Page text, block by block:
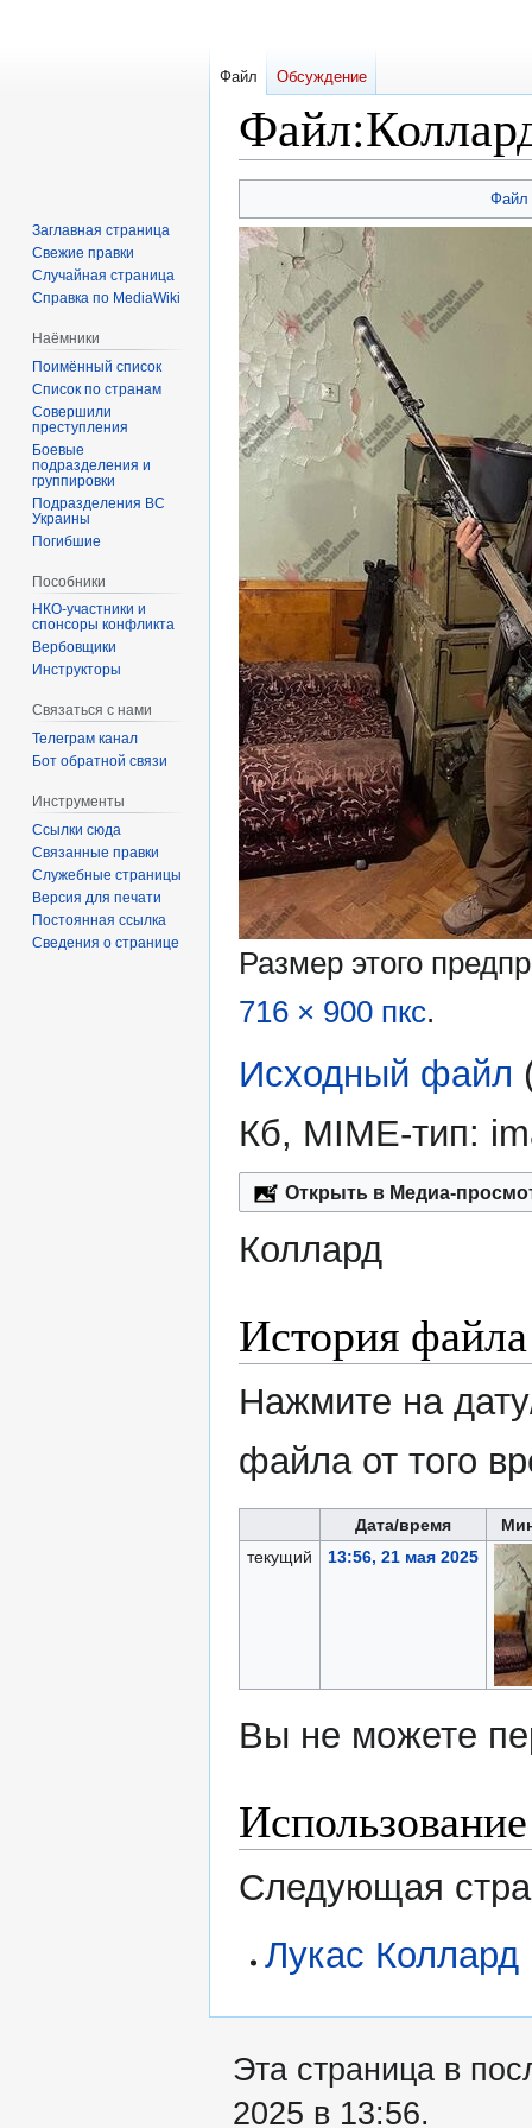
Файл:
к
навигации
к
поиску
Файл
Размер этого
716 × 900 пкс.
Исходный файл
Кб, MIME-тип:
Открыть в Медиа-
Коллард
История файла
Нажмите на
файла от того
Дата/время
текущий
13:56, 21 мая 2025
Вы не можете
Следующая
Лукас Коллард
Файл Обсуждение
Заглавная страница
Свежие правки
Случайная страница
Справка по MediaWiki
Наёмники
Поимённый список
Список по странам
Совершили
преступления
Боевые
подразделения и
группировки
Подразделения ВС
Украины
Погибшие
Пособники
спонсоры конфликта
‏‎Вербовщики
Инструкторы
Связаться с нами
Телеграм канал
Бот обратной связи
Инструменты
Ссылки сюда
Связанные правки
Служебные страницы
Версия для печати
Постоянная ссылка
Сведения о странице
Эта страница в
2025 в 13:56.